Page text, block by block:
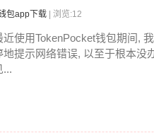
包app下载 | 浏览:12
近使用TokenPocket钱包期间,
地提示网络错误, 以至于根本没
...